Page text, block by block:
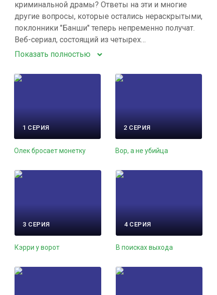
криминальной драмы? Ответы на эти и многие
другие вопросы, которые остались нераскрытыми,
поклонники "Банши" теперь непременно получат.
Веб-сериал, состоящий из четырех…
Показать полностью
1 СЕРИЯ
Олек бросает монетку
2 СЕРИЯ
Вор, а не убийца
3 СЕРИЯ
Кэрри у ворот
4 СЕРИЯ
В поисках выхода